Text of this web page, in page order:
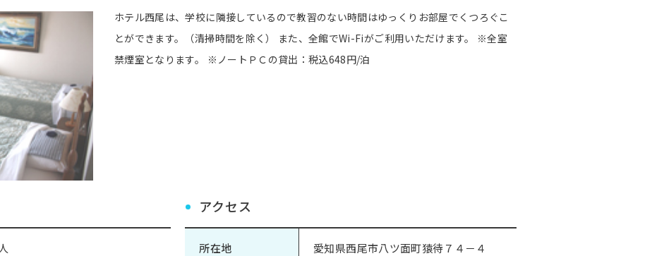
ホテル西尾は、学校に隣接しているので教習のない時間はゆっくりお部屋でくつろぐこ
とができます。（清掃時間を除く） また、全館でWi-Fiがご利用いただけます。 ※全室
禁煙室となります。 ※ノートＰＣの貸出：税込648円/泊
アクセス
所在地 愛知県西尾市八ツ面町猿待７４－４